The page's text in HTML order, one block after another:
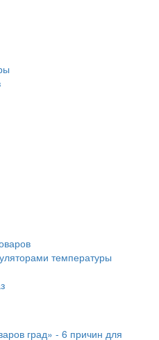
температуры
град» - 6 причин для